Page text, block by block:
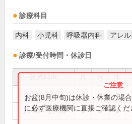
診療科目
内科 小児科 呼吸器内科 アレ
診療/受付時間・休診日
8:30～12:00 ● ● ●
16:30～19:00 ● ● ●
お盆(8月中旬)は休診・休業の場
に必ず医療機関に直接ご確認くだ